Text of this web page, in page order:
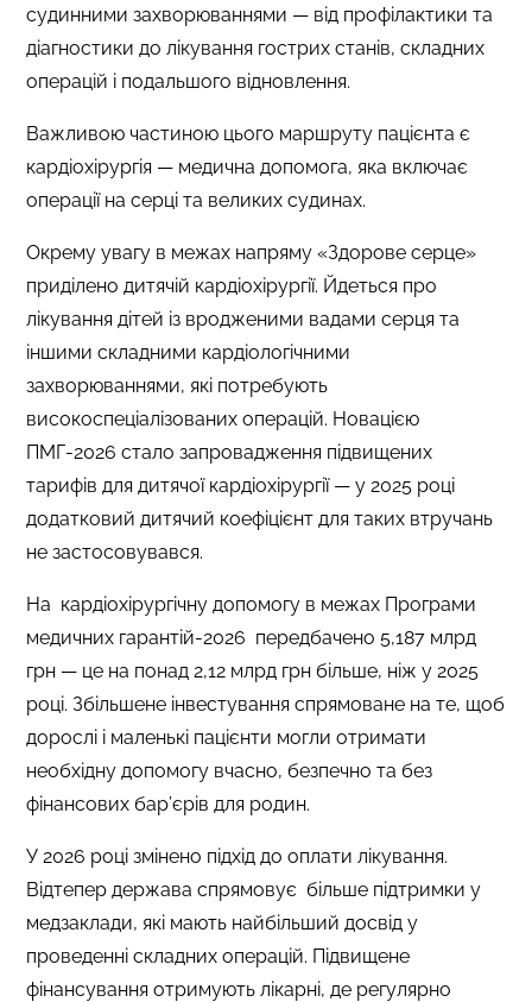
судинними захворюваннями — від профілактики та
діагностики до лікування гострих станів, складних
операцій і подальшого відновлення.
Важливою частиною цього маршруту пацієнта є
кардіохірургія — медична допомога, яка включає
операції на серці та великих судинах.
Окрему увагу в межах напряму «Здорове серце»
приділено дитячій кардіохірургії. Йдеться про
лікування дітей із вродженими вадами серця та
іншими складними кардіологічними
захворюваннями, які потребують
високоспеціалізованих операцій. Новацією
ПМГ-2026 стало запровадження підвищених
тарифів для дитячої кардіохірургії — у 2025 році
додатковий дитячий коефіцієнт для таких втручань
не застосовувався.
На кардіохірургічну допомогу в межах Програми
медичних гарантій-2026 передбачено 5,187 млрд
грн — це на понад 2,12 млрд грн більше, ніж у 2025
році. Збільшене інвестування спрямоване на те, щоб
дорослі і маленькі пацієнти могли отримати
необхідну допомогу вчасно, безпечно та без
фінансових бар’єрів для родин.
У 2026 році змінено підхід до оплати лікування.
Відтепер держава спрямовує більше підтримки у
медзаклади, які мають найбільший досвід у
проведенні складних операцій. Підвищене
фінансування отримують лікарні, де регулярно